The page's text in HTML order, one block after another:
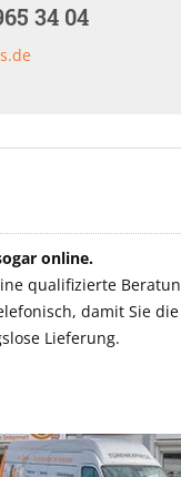
34 04
online.
qualifizierte
damit Sie die
Lieferung.